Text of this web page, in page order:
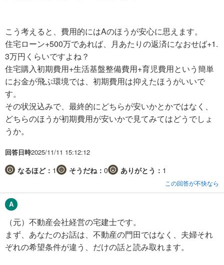
こう考えると、費用的にはAのほうが安心に思えます。
住宅ローン+500万であれば、月あたりの返済になおせば+1.
3万円くらいですよね？
住宅購入初期費用+生活基盤整備費用+育児費用という簡単
にお金が飛ぶ環境では、初期費用は抑えたほうがいいで
す。
その状況込みで、最終的にどちらが安いかとかではなく、
どちらのほうが初期費用が安いかで見てみてはどうでしょ
うか。
回答日時2025/11/11 15:12:12
なるほど： 1 そうだね： 0 ありがとう： 1
この回答が不快なら
（元）不動産会社経営の宅建士です。
まず、あなたのお話は、不動産の門田ではなく、夫婦それ
ぞれの希望条件が違う、だけの話と読み取れます。